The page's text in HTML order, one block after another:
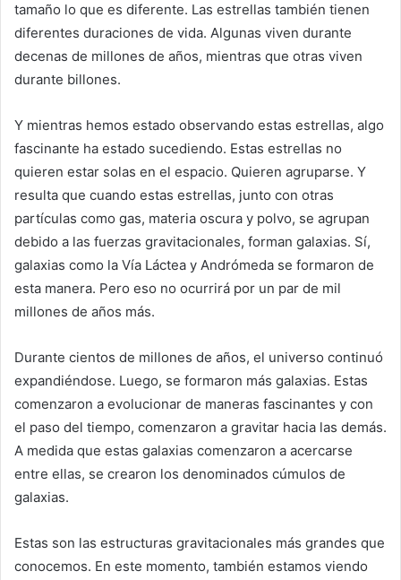
tamaño lo que es diferente. Las estrellas también tienen
diferentes duraciones de vida. Algunas viven durante
decenas de millones de años, mientras que otras viven
durante billones.
Y mientras hemos estado observando estas estrellas, algo
fascinante ha estado sucediendo. Estas estrellas no
quieren estar solas en el espacio. Quieren agruparse. Y
resulta que cuando estas estrellas, junto con otras
partículas como gas, materia oscura y polvo, se agrupan
debido a las fuerzas gravitacionales, forman galaxias. Sí,
galaxias como la Vía Láctea y Andrómeda se formaron de
esta manera. Pero eso no ocurrirá por un par de mil
millones de años más.
Durante cientos de millones de años, el universo continuó
expandiéndose. Luego, se formaron más galaxias. Estas
comenzaron a evolucionar de maneras fascinantes y con
el paso del tiempo, comenzaron a gravitar hacia las demás.
A medida que estas galaxias comenzaron a acercarse
entre ellas, se crearon los denominados cúmulos de
galaxias.
Estas son las estructuras gravitacionales más grandes que
conocemos. En este momento, también estamos viendo